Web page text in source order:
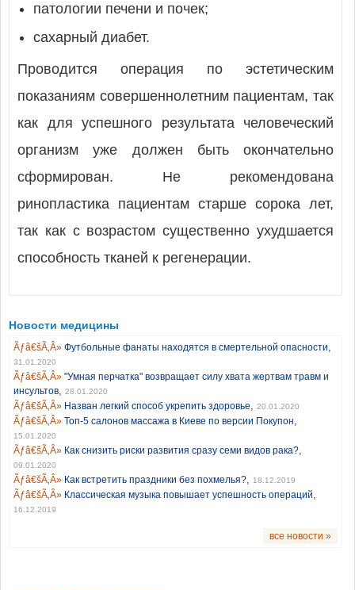
патологии печени и почек;
сахарный диабет.
Проводится операция по эстетическим
показаниям совершеннолетним пациентам, так
как для успешного результата человеческий
организм уже должен быть окончательно
сформирован. Не рекомендована
ринопластика пациентам старше сорока лет,
так как с возрастом существенно ухудшается
способность тканей к регенерации.
Новости медицины
Футбольные фанаты находятся в смертельной опасности,
31.01.2020
"Умная перчатка" возвращает силу хвата жертвам травм и
инсультов, 28.01.2020
Назван легкий способ укрепить здоровье, 20.01.2020
Топ-5 салонов массажа в Киеве по версии Покупон,
15.01.2020
Как снизить риски развития сразу семи видов рака?,
09.01.2020
Как встретить праздники без похмелья?, 18.12.2019
Классическая музыка повышает успешность операций,
16.12.2019
все новости »